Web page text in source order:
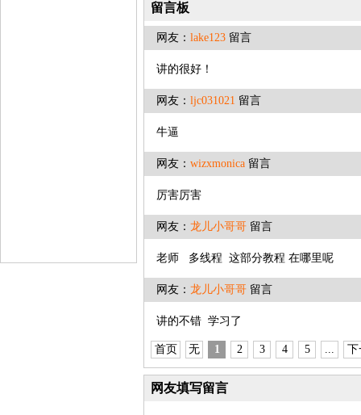
留言板
网友： lake123 留言
讲的很好！
网友： ljc031021 留言
牛逼
网友： wizxmonica 留言
厉害厉害
网友： 龙儿小哥哥 留言
老师 多线程 这部分教程 在哪里呢
网友： 龙儿小哥哥 留言
讲的不错 学习了
首页 无 1 2 3 4 5 ... 下
网友填写留言